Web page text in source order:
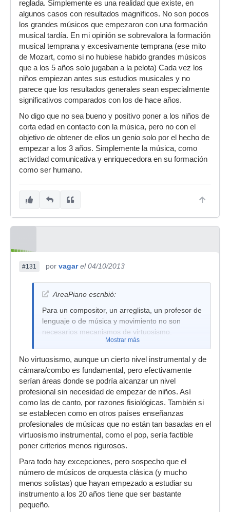
reglada. Simplemente es una realidad que existe, en
algunos casos con resultados magníficos. No son pocos
los grandes músicos que empezaron con una formación
musical tardía. En mi opinión se sobrevalora la formación
musical temprana y excesivamente temprana (ese mito
de Mozart, como si no hubiese habido grandes músicos
que a los 5 años solo jugaban a la pelota) Cada vez los
niños empiezan antes sus estudios musicales y no
parece que los resultados generales sean especialmente
significativos comparados con los de hace años.
No digo que no sea bueno y positivo poner a los niños de
corta edad en contacto con la música, pero no con el
objetivo de obtener de ellos un genio solo por el hecho de
empezar a los 3 años. Simplemente la música, como
actividad comunicativa y enriquecedora en su formación
como ser humano.
#131 por vagar el 04/10/2013
AreaPiano escribió:
Para un compositor, un arreglista, un profesor de
lenguaje o de música y movimiento no son
necesarios mecanismos de virtuosismo.
Mostrar más
No virtuosismo, aunque un cierto nivel instrumental y de
cámara/combo es fundamental, pero efectivamente
serían áreas donde se podría alcanzar un nivel
profesional sin necesidad de empezar de niños. Así
como las de canto, por razones fisiológicas. También si
se establecen como en otros países enseñanzas
profesionales de músicas que no están tan basadas en el
virtuosismo instrumental, como el pop, sería factible
poner criterios menos rigurosos.
Para todo hay excepciones, pero sospecho que el
número de músicos de orquesta clásica (y mucho
menos solistas) que hayan empezado a estudiar su
instrumento a los 20 años tiene que ser bastante
pequeño.